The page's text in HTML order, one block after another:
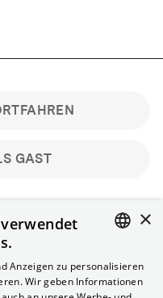
GAST
nicht stornierbar.
90 min vor Filmbeginn
Vorstellungen.
ENGLISH
×
Anzeigen zu personalisieren
Wir geben Informationen